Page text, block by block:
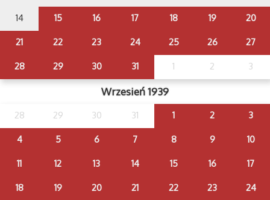
14 15 16 17 18 19 20
21 22 23 24 25 26 27
28 29 30 31 1 2 3
Wrzesień 1939
28 29 30 31 1 2 3
4 5 6 7 8 9 10
11 12 13 14 15 16 17
18 19 20 21 22 23 24